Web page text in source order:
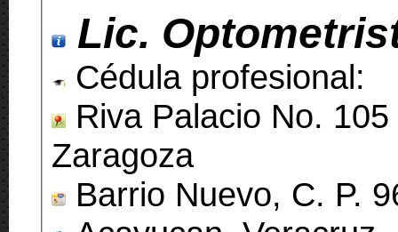
Lic.
Cédula profesional:
Riva Palacio No.
Zaragoza
Barrio Nuevo, C. P.